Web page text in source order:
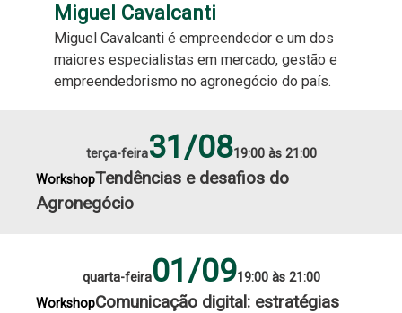
Miguel Cavalcanti
Miguel Cavalcanti é empreendedor e um dos
maiores especialistas em mercado, gestão e
empreendedorismo no agronegócio do país.
terça-feira31/0819:00 às 21:00
WorkshopTendências e desafios do
Agronegócio
quarta-feira01/0919:00 às 21:00
WorkshopComunicação digital: estratégias